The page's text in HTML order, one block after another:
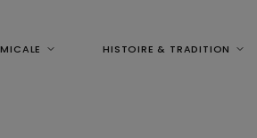
HISTOIRE & TRADITION